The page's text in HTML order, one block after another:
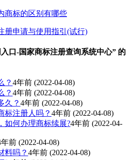
商标的区别有哪些
册申请与使用指引(试行)
口-国家商标注册查询系统中心” 的
？ 4年前 (2022-04-08)
？ 4年前 (2022-04-08)
久？ 4年前 (2022-04-08)
标注册人吗？ 4年前 (2022-04-08)
如何办理商标续展?4年前 (2022-04-
年前 (2022-04-08)
料吗？ 4年前 (2022-04-08)